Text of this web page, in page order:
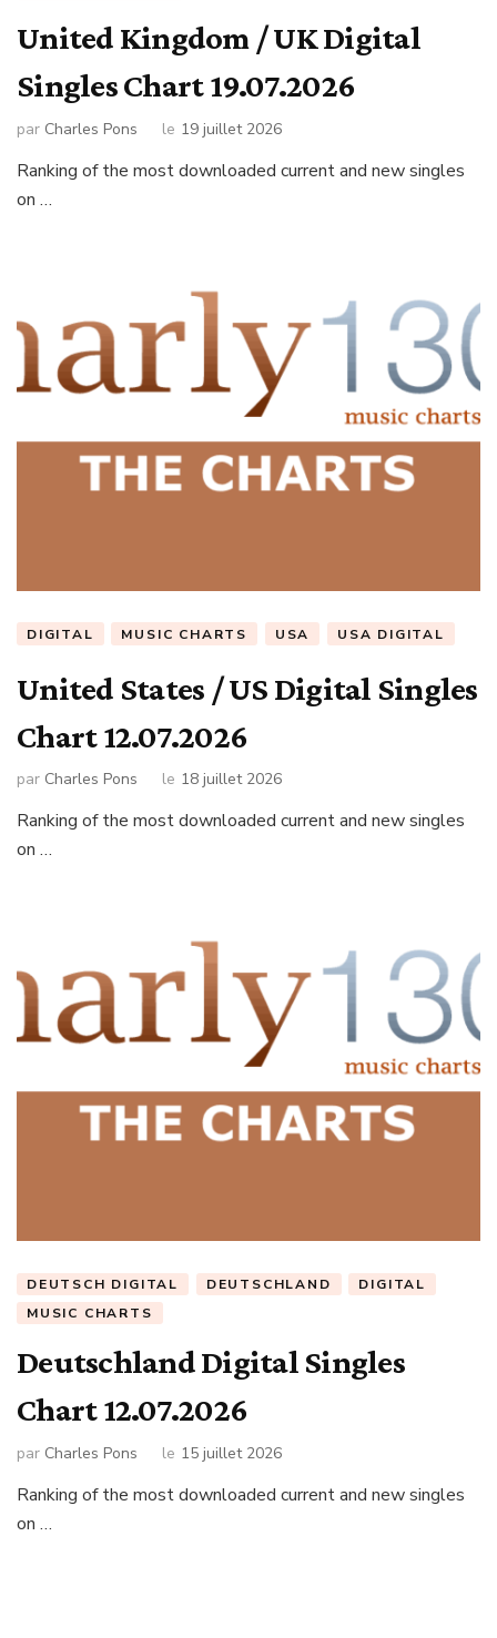
United Kingdom / UK Digital
Singles Chart 19.07.2026
par Charles Pons le 19 juillet 2026
Ranking of the most downloaded current and new singles
on …
DIGITAL MUSIC CHARTS USA USA DIGITAL
United States / US Digital Singles
Chart 12.07.2026
par Charles Pons le 18 juillet 2026
Ranking of the most downloaded current and new singles
on …
DEUTSCH DIGITAL DEUTSCHLAND
DIGITAL
MUSIC CHARTS
Deutschland Digital Singles
Chart 12.07.2026
par Charles Pons le 15 juillet 2026
Ranking of the most downloaded current and new singles
on …